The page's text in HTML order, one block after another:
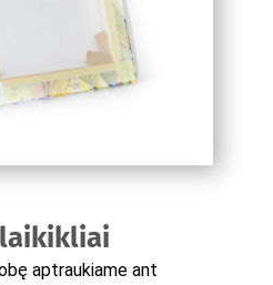
aptraukiame ant